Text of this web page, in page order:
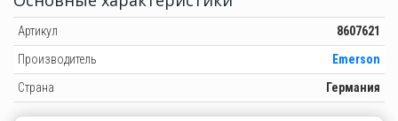
Артикул
8607621
Производитель
Emerson
Страна
Германия